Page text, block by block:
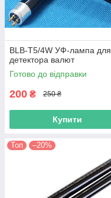
BLB-T5/4W УФ-лaмпa для
дeтeктoра вaлют
Готово до відправки
200 ₴ 250 ₴
Купити
Топ –20%